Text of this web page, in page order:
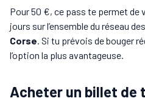
Pour 50 €, ce pass te permet de
jours sur l’ensemble du réseau des
Corse. Si tu prévois de bouger
l’option la plus avantageuse.
Acheter un billet de